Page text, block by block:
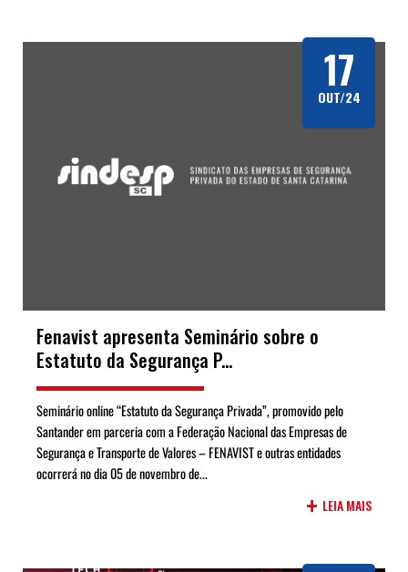
Fenavist apresenta Seminário sobre o
Estatuto da Segurança P...
Seminário online “Estatuto da Segurança Privada”, promovido pelo
Santander em parceria com a Federação Nacional das Empresas de
Segurança e Transporte de Valores – FENAVIST e outras entidades
ocorrerá no dia 05 de novembro de...
+ LEIA MAIS
17
OUT/24